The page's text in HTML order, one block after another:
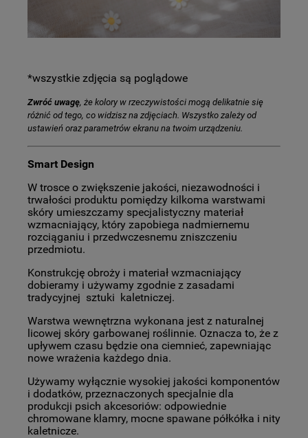
*wszystkie zdjęcia są poglądowe
Zwróć uwagę, że kolory w rzeczywistości mogą delikatnie się
różnić od tego, co widzisz na zdjęciach. Wszystko zależy od
ustawień oraz parametrów ekranu na twoim urządzeniu.
Smart Design
W trosce o zwiększenie jakości, niezawodności i
trwałości produktu pomiędzy kilkoma warstwami
skóry umieszczamy specjalistyczny materiał
wzmacniający, który zapobiega nadmiernemu
rozciąganiu i przedwczesnemu zniszczeniu
przedmiotu.
Konstrukcję obroży i materiał wzmacniający
dobieramy i używamy zgodnie z zasadami
tradycyjnej sztuki kaletniczej.
Warstwa wewnętrzna wykonana jest z naturalnej
licowej skóry garbowanej roślinnie. Oznacza to, że z
upływem czasu będzie ona ciemnieć, zapewniając
nowe wrażenia każdego dnia.
Używamy wyłącznie wysokiej jakości komponentów
i dodatków, przeznaczonych specjalnie dla
produkcji psich akcesoriów: odpowiednie
chromowane klamry, mocne spawane półkółka i nity
kaletnicze.